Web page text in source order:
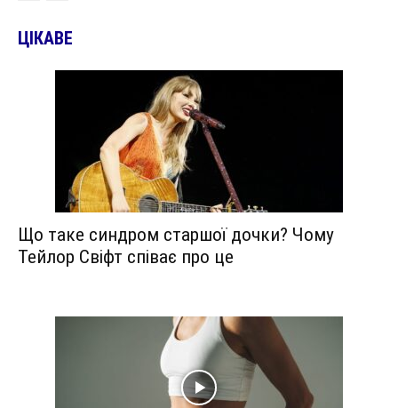
ЦІКАВЕ
Що таке синдром старшої дочки? Чому
Тейлор Свіфт співає про це